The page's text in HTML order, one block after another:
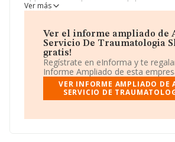
obligaciones inherentes a dicho
de la relacion jurídica establecida con
Sociedad Limitada. Su actividad CNAE
medicina especializada' con código
no tiene actividad en mercados
La compañía Abitech Servicio de
, NIF B83661231, tiene su
establecido en Calle Arturo Soria núm.
el municipio de Madrid, Madrid.
En relación con el sector y
Ver más
Ver el informe ampliado de
Servicio De Traumatologia
gratis!
Regístrate en eInforma y te
Informe Ampliado de esta
VER INFORME AMPLIADO DE
SERVICIO DE